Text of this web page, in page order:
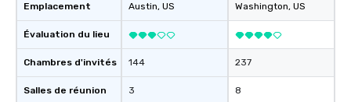
Emplacement
Évaluation du lieu
Chambres d'invités
Salles de réunion
Austin, US
144
3
Washington, US
237
8